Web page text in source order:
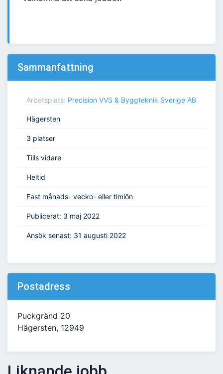
Sammanfattning
Arbetsplats: Precision VVS & Byggteknik Sverige AB
Hägersten
3 platser
Tills vidare
Heltid
Fast månads- vecko- eller timlön
Publicerat: 3 maj 2022
Ansök senast: 31 augusti 2022
Postadress
Puckgränd 20
Hägersten, 12949